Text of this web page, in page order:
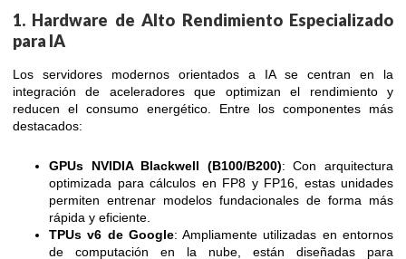
1. Hardware de Alto Rendimiento Especializado
para IA
Los servidores modernos orientados a IA se centran en la
integración de aceleradores que optimizan el rendimiento y
reducen el consumo energético. Entre los componentes más
destacados:
GPUs NVIDIA Blackwell (B100/B200): Con arquitectura
optimizada para cálculos en FP8 y FP16, estas unidades
permiten entrenar modelos fundacionales de forma más
rápida y eficiente.
TPUs v6 de Google: Ampliamente utilizadas en entornos
de computación en la nube, están diseñadas para